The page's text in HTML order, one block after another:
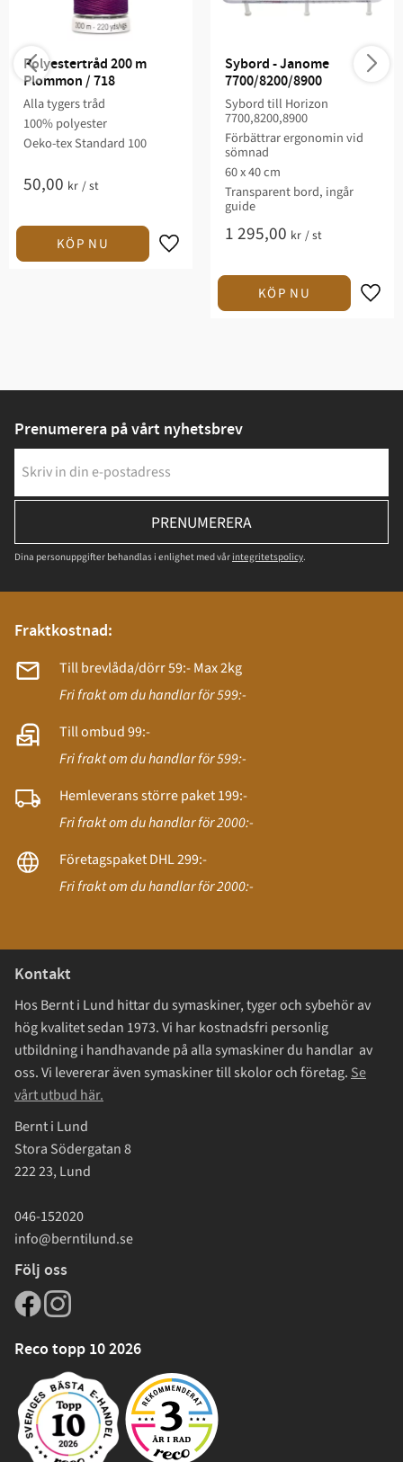
Polyestertråd 200 m
Plommon / 718
Alla tygers tråd
100% polyester
Oeko-tex Standard 100
50,00 kr /st
Sybord - Janome
7700/8200/8900
Sybord till Horizon
7700,8200,8900
Förbättrar ergonomin vid
sömnad
60 x 40 cm
Transparent bord, ingår
guide
1 295,00 kr /st
Prenumerera på vårt nyhetsbrev
PRENUMERERA
Dina personuppgifter behandlas i enlighet med vår integritetspolicy.
Fraktkostnad:
Till brevlåda/dörr 59:- Max 2kg
Fri frakt om du handlar för 599:-
Till ombud 99:-
Fri frakt om du handlar för 599:-
Hemleverans större paket 199:-
Fri frakt om du handlar för 2000:-
Företagspaket DHL 299:-
Fri frakt om du handlar för 2000:-
Kontakt
Hos Bernt i Lund hittar du symaskiner, tyger och sybehör av
hög kvalitet sedan 1973. Vi har kostnadsfri personlig
utbildning i handhavande på alla symaskiner du handlar av
oss. Vi levererar även symaskiner till skolor och företag. Se
vårt utbud här.
Bernt i Lund
Stora Södergatan 8
222 23, Lund
046-152020
info@berntilund.se
Följ oss
Reco topp 10 2026